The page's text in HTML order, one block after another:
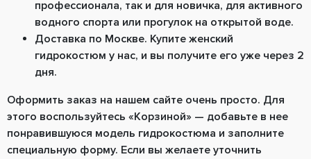
профессионала, так и для новичка, для активного
водного спорта или прогулок на открытой воде.
Доставка по Москве. Купите женский
гидрокостюм у нас, и вы получите его уже через 2
дня.
Оформить заказ на нашем сайте очень просто. Для
этого воспользуйтесь «Корзиной» — добавьте в нее
понравившуюся модель гидрокостюма и заполните
специальную форму. Если вы желаете уточнить